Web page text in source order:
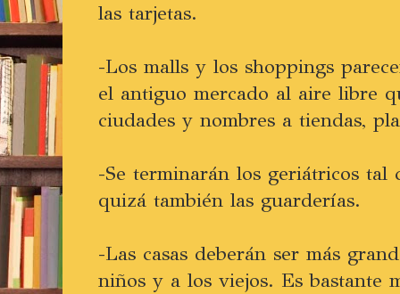
las tarjetas.
-Los malls y los shoppings
el antiguo mercado al aire libre
ciudades y nombres a tiendas,
-Se terminarán los geriátricos tal
quizá también las guarderías.
-Las casas deberán ser más
niños y a los viejos. Es bastante